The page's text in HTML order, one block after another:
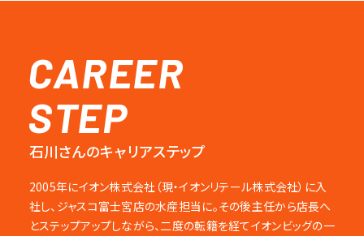
CAREER
STEP
石川さんのキャリアステップ
2005年にイオン株式会社（現・イオンリテール株式会社）に入
社し、ジャスコ富士宮店の水産担当に。その後主任から店長へ
とステップアップしながら、二度の転籍を経てイオンビッグの一